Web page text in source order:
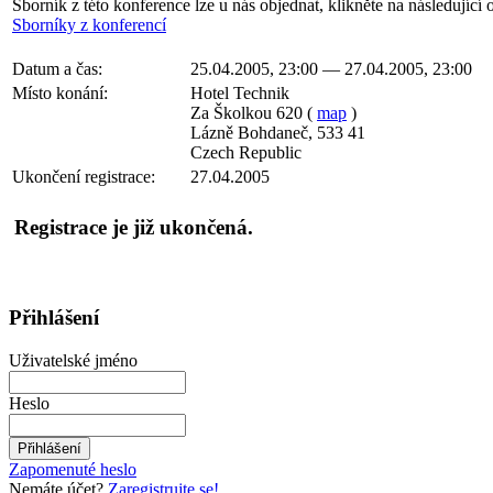
Sborník z této konference lze u nás objednat, klikněte na následující
Sborníky z konferencí
Datum a čas:
25.04.2005, 23:00 — 27.04.2005, 23:00
Místo konání:
Hotel Technik
Za Školkou 620 ( map )
Lázně Bohdaneč, 533 41
Czech Republic
Ukončení registrace:
27.04.2005
Registrace je již ukončená.
Přihlášení
Uživatelské jméno
Heslo
Zapomenuté heslo